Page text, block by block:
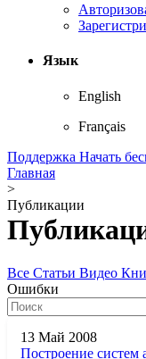
Язык
English
Français
Поддержка Начать
Главная
>
Публикации
Все Статьи Видео
Ошибки
13 Май 2008
Построение систем